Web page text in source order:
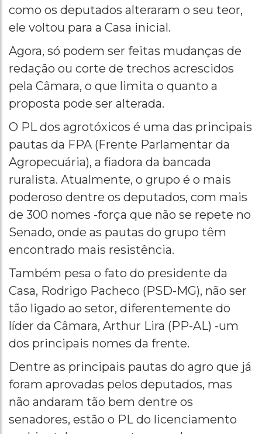
como os deputados alteraram o seu teor,
ele voltou para a Casa inicial.
Agora, só podem ser feitas mudanças de
redação ou corte de trechos acrescidos
pela Câmara, o que limita o quanto a
proposta pode ser alterada.
O PL dos agrotóxicos é uma das principais
pautas da FPA (Frente Parlamentar da
Agropecuária), a fiadora da bancada
ruralista. Atualmente, o grupo é o mais
poderoso dentre os deputados, com mais
de 300 nomes -força que não se repete no
Senado, onde as pautas do grupo têm
encontrado mais resistência.
Também pesa o fato do presidente da
Casa, Rodrigo Pacheco (PSD-MG), não ser
tão ligado ao setor, diferentemente do
líder da Câmara, Arthur Lira (PP-AL) -um
dos principais nomes da frente.
Dentre as principais pautas do agro que já
foram aprovadas pelos deputados, mas
não andaram tão bem dentre os
senadores, estão o PL do licenciamento